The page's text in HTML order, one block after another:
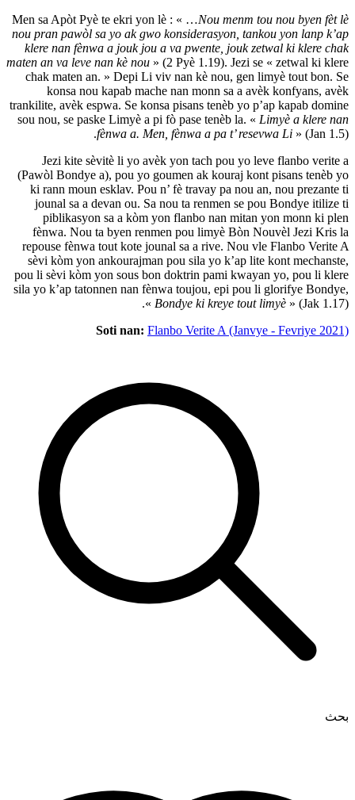
Men sa Apòt Pyè te ekri yon lè : « … Nou
nou pran pawòl sa yo ak gwo
klere nan fènwa a jouk jou a va
maten an va leve nan kè nou» (2 Pyè
chak maten an. » Depi Li viv nan kè
konsa nou kapab mache nan monn
trankilite, avèk espwa. Se konsa pisans
sou nou, se paske Limyè a pi fò pase
fènwa a. Men, fènwa a pa
Jezi kite sèvitè li yo avèk yon tach
(Pawòl Bondye a), pou yo goumen ak
ki rann moun esklav. Pou n’ fè travay
jounal sa a devan ou. Sa nou ta
piblikasyon sa a kòm yon flanbo
fènwa. Nou ta byen renmen pou
repouse fènwa tout kote jounal sa a
sèvi kòm yon ankourajman pou sila yo
pou li sèvi kòm yon sous bon doktrin
sila yo k’ap tatonnen nan fènwa toujou,
«Bondye ki
Soti nan: Flanbo Verite